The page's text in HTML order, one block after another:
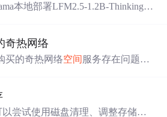
本地部署LFM2.5-1.2B-Thinking开
纪要行动项提取、政策文件差异比
量材料初稿生成），强调其离线
奇热网络
买的奇热网络空间 服务存在问题，
尝试使用磁盘清理、调整存储设